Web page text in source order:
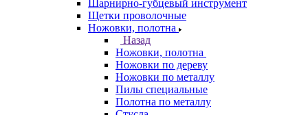
Шарнирно-губцевый инструмент
Щетки проволочные
Ножовки, полотна
Назад
Ножовки, полотна
Ножовки по дереву
Ножовки по металлу
Пилы специальные
Полотна по металлу